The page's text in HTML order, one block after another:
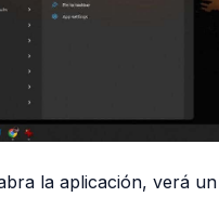
la aplicación, verá